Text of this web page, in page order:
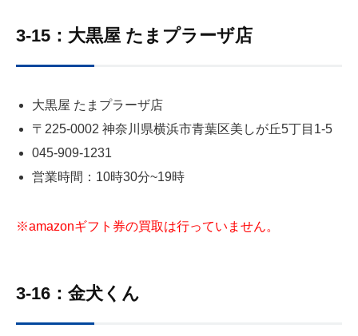
3-15：大黒屋 たまプラーザ店
大黒屋 たまプラーザ店
〒225-0002 神奈川県横浜市青葉区美しが丘5丁目1‐5
045-909-1231
営業時間：10時30分~19時
※amazonギフト券の買取は行っていません。
3-16：金犬くん